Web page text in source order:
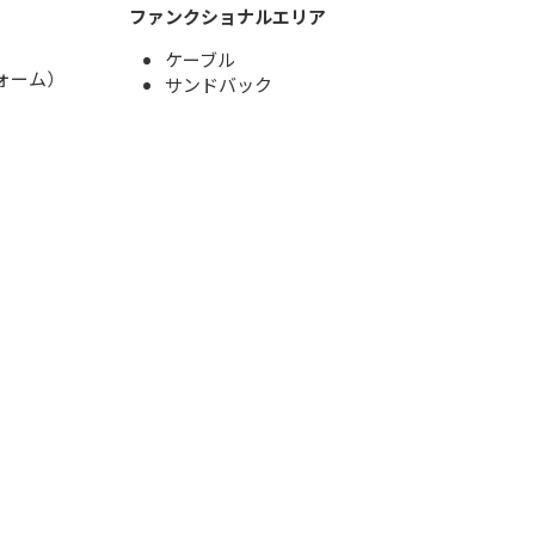
ム）
ファンクショナルエリア
ケーブル
サンドバック